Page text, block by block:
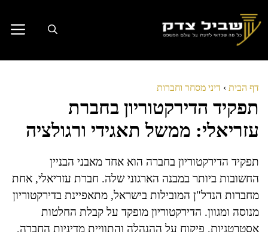
לתוכן
דף הבית › דיני מסחר וחברות
תפקיד הדירקטוריון בחברת
עזריאלי: ממשל תאגידי ורגולציה
תפקיד הדירקטוריון בחברה הוא אחד מאבני הבניין
החשובות ביותר במבנה הארגוני שלה. חברת עזריאלי, אחת
מחברות הנדל"ן המובילות בישראל, מתאפיינת בדירקטוריון
מנוסה ומגוון. הדירקטוריון מופקד על קבלת החלטות
אסטרטגיות, פיקוח על ההנהלה והתוויית מדיניות החברה,